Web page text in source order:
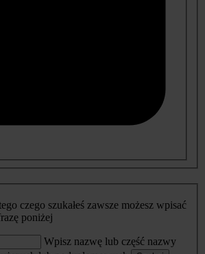
czego szukałeś zawsze możesz wpisać
poniżej
Wpisz nazwę lub część nazwy